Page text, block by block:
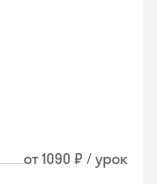
от 1090 ₽ / урок